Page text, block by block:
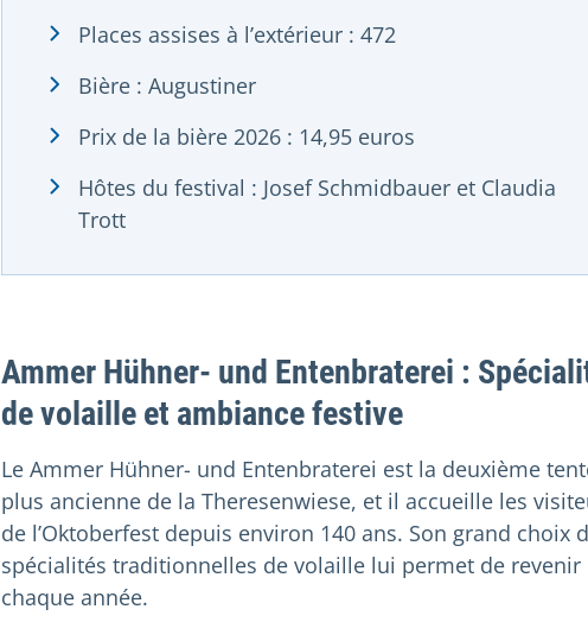
Places assises à l’extérieur : 472
Bière : Augustiner
Prix de la bière 2026 : 14,95 euros
Hôtes du festival : Josef Schmidbauer et Claudia
Trott
Ammer Hühner- und Entenbraterei :
de volaille et ambiance festive
Le Ammer Hühner- und Entenbraterei est la deuxième
plus ancienne de la Theresenwiese, et il accueille les
de l’Oktoberfest depuis environ 140 ans. Son grand choix
spécialités traditionnelles de volaille lui permet de revenir
chaque année.